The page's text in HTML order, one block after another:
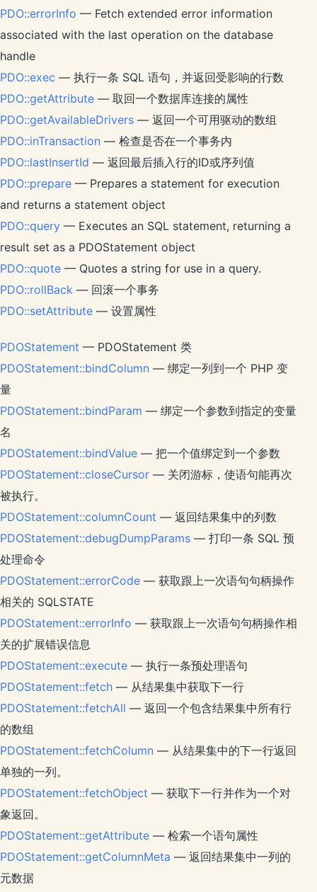
PDO::errorInfo — Fetch extended error information
associated with the last operation on the database
handle
PDO::exec — 执行一条 SQL 语句，并返回受影响的行数
PDO::getAttribute — 取回一个数据库连接的属性
PDO::getAvailableDrivers — 返回一个可用驱动的数组
PDO::inTransaction — 检查是否在一个事务内
PDO::lastInsertId — 返回最后插入行的ID或序列值
PDO::prepare — Prepares a statement for execution
and returns a statement object
PDO::query — Executes an SQL statement, returning a
result set as a PDOStatement object
PDO::quote — Quotes a string for use in a query.
PDO::rollBack — 回滚一个事务
PDO::setAttribute — 设置属性
PDOStatement — PDOStatement 类
PDOStatement::bindColumn — 绑定一列到一个 PHP 变
量
PDOStatement::bindParam — 绑定一个参数到指定的变量
名
PDOStatement::bindValue — 把一个值绑定到一个参数
PDOStatement::closeCursor — 关闭游标，使语句能再次
被执行。
PDOStatement::columnCount — 返回结果集中的列数
PDOStatement::debugDumpParams — 打印一条 SQL 预
处理命令
PDOStatement::errorCode — 获取跟上一次语句句柄操作
相关的 SQLSTATE
PDOStatement::errorInfo — 获取跟上一次语句句柄操作相
关的扩展错误信息
PDOStatement::execute — 执行一条预处理语句
PDOStatement::fetch — 从结果集中获取下一行
PDOStatement::fetchAll — 返回一个包含结果集中所有行
的数组
PDOStatement::fetchColumn — 从结果集中的下一行返回
单独的一列。
PDOStatement::fetchObject — 获取下一行并作为一个对
象返回。
PDOStatement::getAttribute — 检索一个语句属性
PDOStatement::getColumnMeta — 返回结果集中一列的
元数据